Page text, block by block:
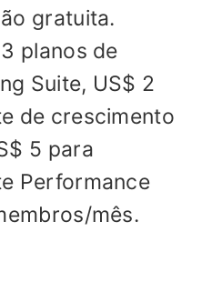
gratuita.
planos de
Suite, US$ 2
de crescimento
5 para
Performance
mês.